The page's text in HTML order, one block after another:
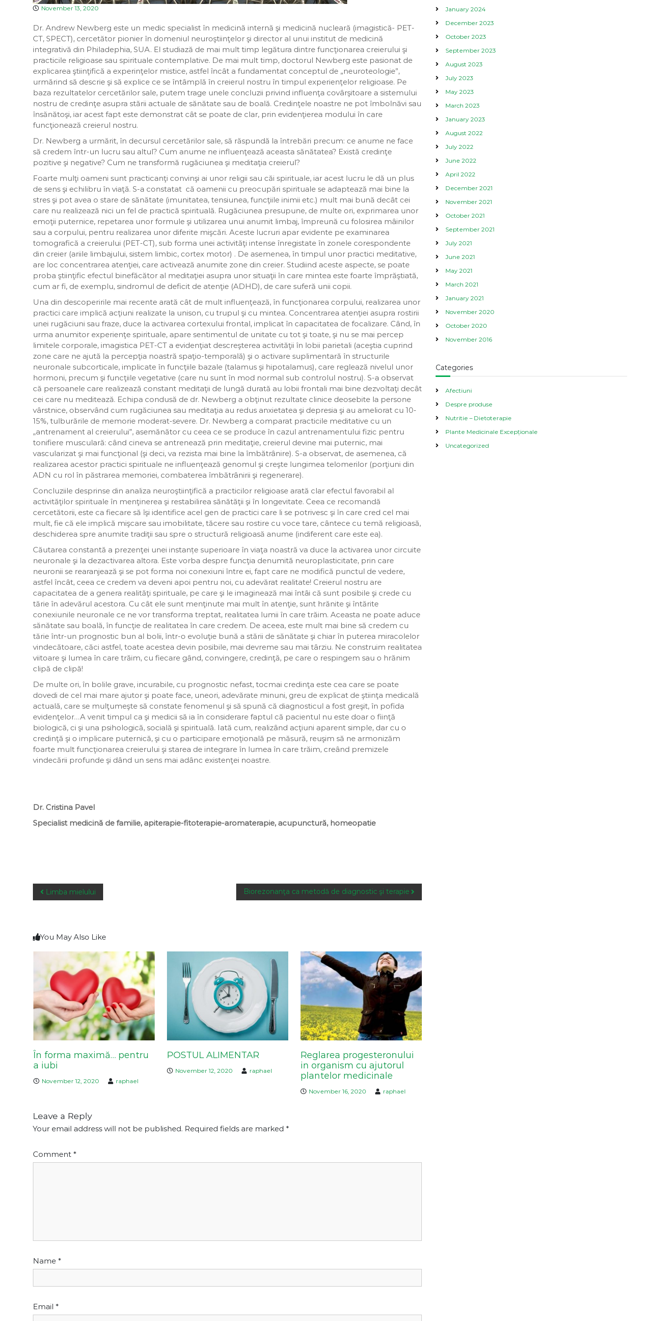
November 13, 2020
Dr. Andrew Newberg este un medic specialist în medicină internă şi medicină nucleară (imagistică- PET-
CT, SPECT), cercetător pionier în domeniul neuroştiinţelor şi director al unui institut de medicină
integrativă din Philadephia, SUA. El studiază de mai mult timp legătura dintre funcţionarea creierului şi
practicile religioase sau spirituale contemplative. De mai mult timp, doctorul Newberg este pasionat de
explicarea ştiinţifică a experinţelor mistice, astfel încât a fundamentat conceptul de „neuroteologie”,
urmărind să descrie şi să explice ce se întâmplă în creierul nostru în timpul experienţelor religioase. Pe
baza rezultatelor cercetărilor sale, putem trage unele concluzii privind influenţa covârşitoare a sistemului
nostru de credinţe asupra stării actuale de sănătate sau de boală. Credinţele noastre ne pot îmbolnăvi sau
însănătoşi, iar acest fapt este demonstrat cât se poate de clar, prin evidenţierea modului în care
funcţionează creierul nostru.
Dr. Newberg a urmărit, în decursul cercetărilor sale, să răspundă la întrebări precum: ce anume ne face
să credem într-un lucru sau altul? Cum anume ne influenţează aceasta sănătatea? Există credinţe
pozitive şi negative? Cum ne transformă rugăciunea şi meditaţia creierul?
Foarte mulţi oameni sunt practicanţi convinşi ai unor religii sau căi spirituale, iar acest lucru le dă un plus
de sens şi echilibru în viaţă. S-a constatat că oamenii cu preocupări spirituale se adaptează mai bine la
stres şi pot avea o stare de sănătate (imunitatea, tensiunea, funcţiile inimii etc.) mult mai bună decât cei
care nu realizează nici un fel de practică spirituală. Rugăciunea presupune, de multe ori, exprimarea unor
emoţii puternice, repetarea unor formule şi utilizarea unui anumit limbaj, împreună cu folosirea mâinilor
sau a corpului, pentru realizarea unor diferite mişcări. Aceste lucruri apar evidente pe examinarea
tomografică a creierului (PET-CT), sub forma unei activităţi intense înregistate în zonele corespondente
din creier (ariile limbajului, sistem limbic, cortex motor) . De asemenea, în timpul unor practici meditative,
are loc concentrarea atenţiei, care activează anumite zone din creier. Studiind aceste aspecte, se poate
proba ştiinţific efectul binefăcător al meditaţiei asupra unor situaţii în care mintea este foarte împrăştiată,
cum ar fi, de exemplu, sindromul de deficit de atenţie (ADHD), de care suferă unii copii.
Una din descoperirile mai recente arată cât de mult influenţează, în funcţionarea corpului, realizarea unor
practici care implică acţiuni realizate la unison, cu trupul şi cu mintea. Concentrarea atenţiei asupra rostirii
unei rugăciuni sau fraze, duce la activarea cortexului frontal, implicat în capacitatea de focalizare. Când, în
urma anumitor experienţe spirituale, apare sentimentul de unitate cu tot şi toate, şi nu se mai percep
limitele corporale, imagistica PET-CT a evidenţiat descreşterea activităţii în lobii parietali (aceştia cuprind
zone care ne ajută la percepţia noastră spaţio-temporală) şi o activare suplimentară în structurile
neuronale subcorticale, implicate în funcţiile bazale (talamus şi hipotalamus), care reglează nivelul unor
hormoni, precum şi funcţiile vegetative (care nu sunt în mod normal sub controlul nostru). S-a observat
că persoanele care realizează constant meditaţii de lungă durată au lobii frontali mai bine dezvoltaţi decât
cei care nu meditează. Echipa condusă de dr. Newberg a obţinut rezultate clinice deosebite la persone
vârstnice, observând cum rugăciunea sau meditaţia au redus anxietatea şi depresia şi au ameliorat cu 10-
15%, tulburările de memorie moderat-severe. Dr. Newberg a comparat practicile meditative cu un
„antrenament al creierului”, asemănător cu ceea ce se produce în cazul antrenamentului fizic pentru
tonifiere musculară: când cineva se antrenează prin meditaţie, creierul devine mai puternic, mai
vascularizat şi mai funcţional (şi deci, va rezista mai bine la îmbătrânire). S-a observat, de asemenea, că
realizarea acestor practici spirituale ne influenţează genomul şi creşte lungimea telomerilor (porţiuni din
ADN cu rol în păstrarea memoriei, combaterea îmbătrânirii şi regenerare).
Concluziile desprinse din analiza neuroştiinţifică a practicilor religioase arată clar efectul favorabil al
activităţilor spirituale în menţinerea şi restabilirea sănătăţii şi în longevitate. Ceea ce recomandă
cercetătorii, este ca fiecare să îşi identifice acel gen de practici care li se potrivesc şi în care cred cel mai
mult, fie că ele implică mişcare sau imobilitate, tăcere sau rostire cu voce tare, cântece cu temă religioasă,
deschiderea spre anumite tradiţii sau spre o structură religioasă anume (indiferent care este ea).
Căutarea constantă a prezenţei unei instanțe superioare în viaţa noastră va duce la activarea unor circuite
neuronale şi la dezactivarea altora. Este vorba despre funcţia denumită neuroplasticitate, prin care
neuronii se rearanjează şi se pot forma noi conexiuni între ei, fapt care ne modifică punctul de vedere,
astfel încât, ceea ce credem va deveni apoi pentru noi, cu adevărat realitate! Creierul nostru are
capacitatea de a genera realităţi spirituale, pe care şi le imaginează mai întâi că sunt posibile şi crede cu
tărie în adevărul acestora. Cu cât ele sunt menţinute mai mult în atenţie, sunt hrănite şi întărite
conexiunile neuronale ce ne vor transforma treptat, realitatea lumii în care trăim. Aceasta ne poate aduce
sănătate sau boală, în funcţie de realitatea în care credem. De aceea, este mult mai bine să credem cu
tărie într-un prognostic bun al bolii, într-o evoluţie bună a stării de sănătate şi chiar în puterea miracolelor
vindecătoare, căci astfel, toate acestea devin posibile, mai devreme sau mai târziu. Ne construim realitatea
viitoare şi lumea în care trăim, cu fiecare gând, convingere, credinţă, pe care o respingem sau o hrănim
clipă de clipă!
De multe ori, în bolile grave, incurabile, cu prognostic nefast, tocmai credinţa este cea care se poate
dovedi de cel mai mare ajutor şi poate face, uneori, adevărate minuni, greu de explicat de ştiinţa medicală
actuală, care se mulţumeşte să constate fenomenul şi să spună că diagnosticul a fost greşit, în pofida
evidenţelor…A venit timpul ca şi medicii să ia în considerare faptul că pacientul nu este doar o fiinţă
biologică, ci şi una psihologică, socială şi spirituală. Iată cum, realizând acţiuni aparent simple, dar cu o
credinţă şi o implicare puternică, şi cu o participare emoţională pe măsură, reuşim să ne armonizăm
foarte mult funcţionarea creierului şi starea de integrare în lumea în care trăim, creând premizele
vindecării profunde şi dând un sens mai adânc existenţei noastre.
Dr. Cristina Pavel
Specialist medicină de familie, apiterapie-fitoterapie-aromaterapie, acupunctură, homeopatie
o
n
a
t
i
o
n
Limba mielului Biorezonanţa ca metodă de diagnostic şi terapie
You May Also Like
În forma maximă… pentru
a iubi
November 12, 2020 raphael
POSTUL ALIMENTAR
November 12, 2020 raphael
Reglarea progesteronului
in organism cu ajutorul
plantelor medicinale
November 16, 2020 raphael
Leave a Reply
Your email address will not be published. Required fields are marked*
Comment*
Name*
Email*
January 2024
December 2023
October 2023
September 2023
August 2023
July 2023
May 2023
March 2023
January 2023
August 2022
July 2022
June 2022
April 2022
December 2021
November 2021
October 2021
September 2021
July 2021
June 2021
May 2021
March 2021
January 2021
November 2020
October 2020
November 2016
Categories
Afectiuni
Despre produse
Nutritie – Dietoterapie
Plante Medicinale Excepționale
Uncategorized